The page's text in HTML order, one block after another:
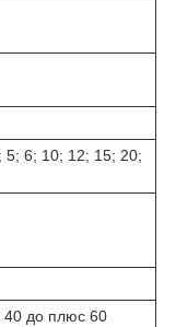
5; 6; 10; 12; 15; 20;
40 до плюс 60